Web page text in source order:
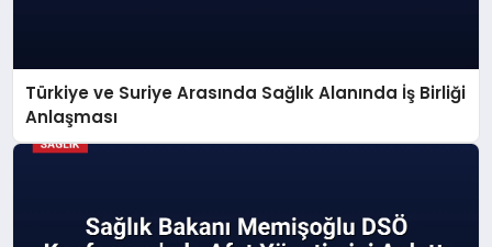
Türkiye ve Suriye Arasında Sağlık Alanında İş Birliği
Anlaşması